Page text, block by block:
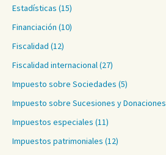
Estadísticas (15)
Financiación (10)
Fiscalidad (12)
Fiscalidad internacional(27)
Impuesto sobre Sociedades (5)
Impuesto sobre Sucesiones y Donaciones
Impuestos especiales (11)
Impuestos patrimoniales (12)